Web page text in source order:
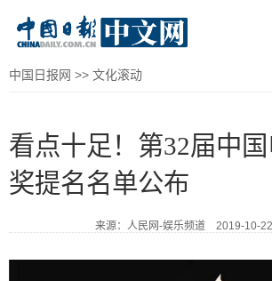
中国日报网 >> 文化滚动
看点十足！第32届中
奖提名名单公布
来源：人民网-娱乐频道 2019-10-